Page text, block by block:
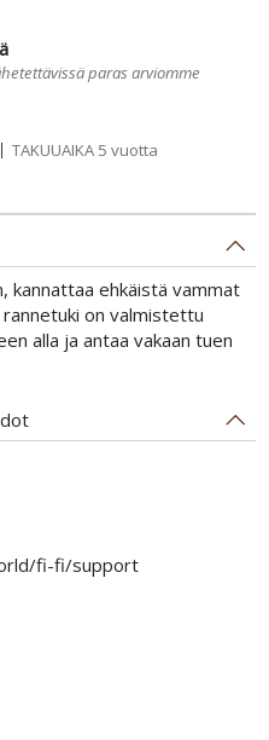
paras arviomme
TAKUUAIKA 5 vuotta
kannattaa ehkäistä vammat
on valmistettu
alla ja antaa vakaan tuen
fi-fi/support